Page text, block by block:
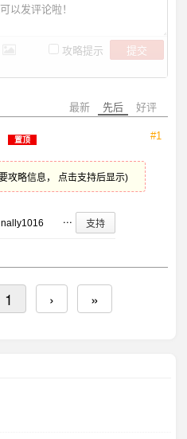
以发评论啦！
攻略提示
提交
最新 先后 好评
#1
置顶
攻略信息， 点击支持后显示)
nally1016 ... 支持
1 › »